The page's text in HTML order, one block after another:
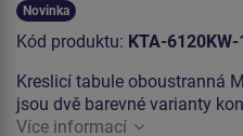
Novinka
Kód produktu: KTA-6120KW-
Kreslicí tabule oboustranná
jsou dvě barevné varianty
Více informací